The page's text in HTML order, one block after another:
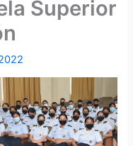
Superior